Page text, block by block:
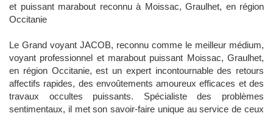
et puissant marabout reconnu à Moissac, Graulhet, en région
Occitanie
Le Grand voyant JACOB, reconnu comme le meilleur médium,
voyant professionnel et marabout puissant Moissac, Graulhet,
en région Occitanie, est un expert incontournable des retours
affectifs rapides, des envoûtements amoureux efficaces et des
travaux occultes puissants. Spécialiste des problèmes
sentimentaux, il met son savoir-faire unique au service de ceux